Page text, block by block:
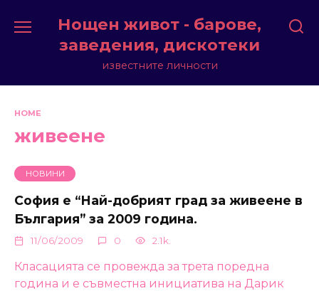
Нощен живот - барове,
заведения, дискотеки
известните личности
HOME
живеене
НОВИНИ
София е “Най-добрият град за живеене в
България” за 2009 година.
11/06/2009 0 2.1k.
Класацията се провежда за трета поредна
година и е съвместна инициатива на Дарик